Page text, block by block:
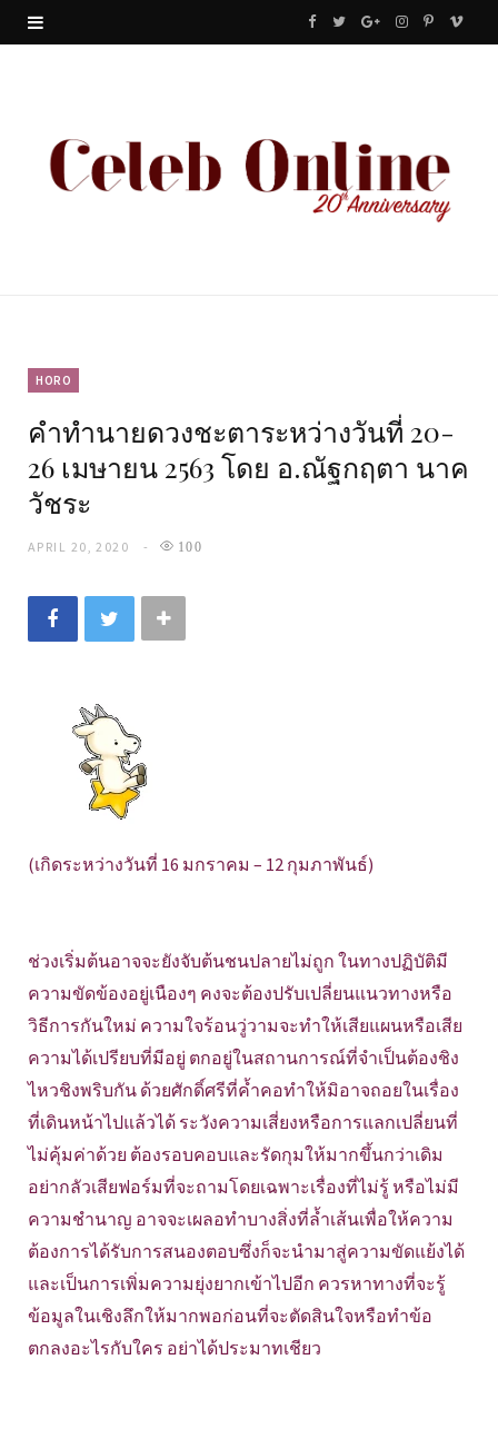
F
e
b
T
t
G
g
l
I
t
a
P
t
e
V
HORO
คำทำนายดวงชะตาระหว่างวันที่ 20-
26 เมษายน 2563 โดย อ.ณัฐกฤตา นาค
วัชระ
APRIL 20, 2020 100
(เกิดระหว่างวันที่ 16 มกราคม – 12 กุมภาพันธ์)
ช่วงเริ่มต้นอาจจะยังจับต้นชนปลายไม่ถูก ในทางปฏิบัติมี
ความขัดข้องอยู่เนืองๆ คงจะต้องปรับเปลี่ยนแนวทางหรือ
วิธีการกันใหม่ ความใจร้อนวู่วามจะทำให้เสียแผนหรือเสีย
ความได้เปรียบที่มีอยู่ ตกอยู่ในสถานการณ์ที่จำเป็นต้องชิง
ไหวชิงพริบกัน ด้วยศักดิ์ศรีที่ค้ำคอทำให้มิอาจถอยในเรื่อง
ที่เดินหน้าไปแล้วได้ ระวังความเสี่ยงหรือการแลกเปลี่ยนที่
ไม่คุ้มค่าด้วย ต้องรอบคอบและรัดกุมให้มากขึ้นกว่าเดิม
อย่ากลัวเสียฟอร์มที่จะถามโดยเฉพาะเรื่องที่ไม่รู้ หรือไม่มี
ความชำนาญ อาจจะเผลอทำบางสิ่งที่ล้ำเส้นเพื่อให้ความ
ต้องการได้รับการสนองตอบซึ่งก็จะนำมาสู่ความขัดแย้งได้
และเป็นการเพิ่มความยุ่งยากเข้าไปอีก ควรหาทางที่จะรู้
ข้อมูลในเชิงลึกให้มากพอก่อนที่จะตัดสินใจหรือทำข้อ
ตกลงอะไรกับใคร อย่าได้ประมาทเชียว